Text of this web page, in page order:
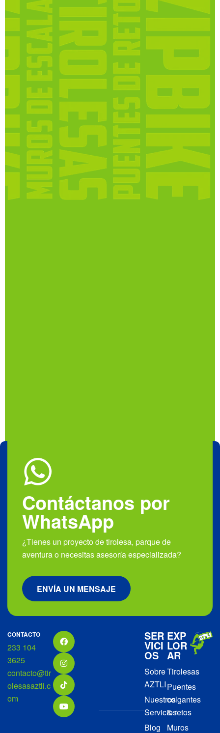
Contáctanos por
WhatsApp
¿Tienes un proyecto de tirolesa, parque de
aventura o necesitas asesoría especializada?
ENVÍA UN MENSAJE
CONTACTO
233 104
3625
contacto@tir
olesasaztli.c
om
SER
VICI
OS
Sobre
AZTLI
Nuestros
Servicios
Blog
EXP
LOR
AR
Tirolesas
Puentes
colgantes
& retos
Muros